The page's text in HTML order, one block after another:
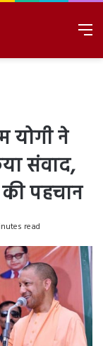
योगी ने
संवाद,
पहचान
read